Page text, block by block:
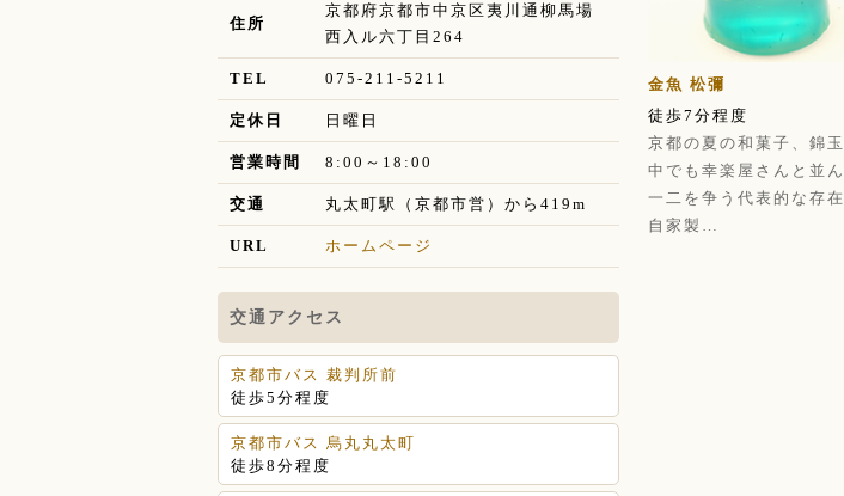
住所
京都府京都市中京区夷川通柳馬場
西入ル六丁目264
TEL 075-211-5211
定休日 日曜日
営業時間 8:00～18:00
交通 丸太町駅（京都市営）から419m
URL ホームページ
交通アクセス
京都市バス 裁判所前
徒歩5分程度
京都市バス 烏丸丸太町
徒歩8分程度
金魚 松彌
徒歩7分程度
京都の夏の和菓子、錦
中でも幸楽屋さんと並
一二を争う代表的な存在
自家製…